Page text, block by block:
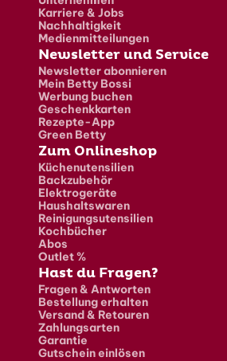
Karriere & Jobs
Nachhaltigkeit
Medienmitteilungen
Newsletter und Service
Newsletter abonnieren
Mein Betty Bossi
Werbung buchen
Geschenkkarten
Rezepte-App
Green Betty
Zum Onlineshop
Küchenutensilien
Backzubehör
Elektrogeräte
Haushaltswaren
Reinigungsutensilien
Kochbücher
Abos
Outlet %
Hast du Fragen?
Fragen & Antworten
Bestellung erhalten
Versand & Retouren
Zahlungsarten
Garantie
Gutschein einlösen